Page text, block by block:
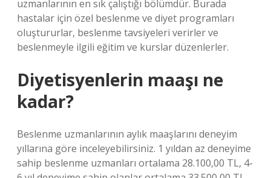
uzmanlarının en sık çalıştığı bölümdür. Burada
hastalar için özel beslenme ve diyet programları
oluştururlar, beslenme tavsiyeleri verirler ve
beslenmeyle ilgili eğitim ve kurslar düzenlerler.
Diyetisyenlerin maaşı ne
kadar?
Beslenme uzmanlarının aylık maaşlarını deneyim
yıllarına göre inceleyebilirsiniz. 1 yıldan az deneyime
sahip beslenme uzmanları ortalama 28.100,00 TL, 4-